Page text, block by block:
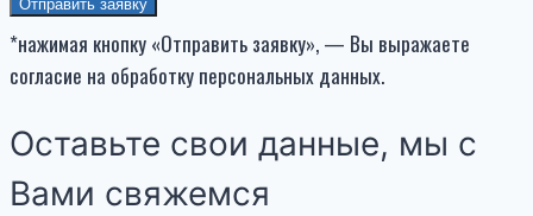
Отправить заявку
*нажимая кнопку «Отправить заявку», — Вы выражаете
согласие на обработку персональных данных.
Оставьте свои данные, мы с
Вами свяжемся